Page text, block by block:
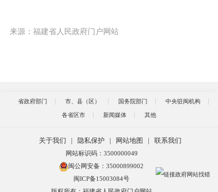
来源：福建省人民政府门户网站
省政府部门 市、县（区） 国务院部门
中央驻闽机构
各省区市
新闻媒体 其他
关于我们 隐私保护 网站地图
联系我们
网站标识码：3500000049
闽公网安备：35000899002
闽ICP备15003084号